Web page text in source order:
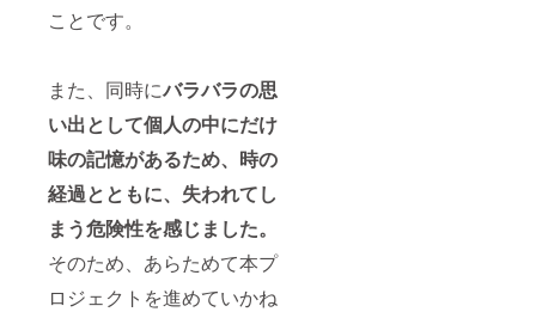
ことです。
また、同時にバラバラの思
い出として個人の中にだけ
味の記憶があるため、時の
経過とともに、失われてし
まう危険性を感じました。
そのため、あらためて本プ
ロジェクトを進めていかね